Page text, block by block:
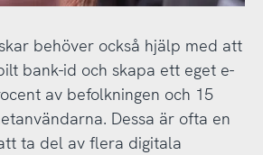
behöver också hjälp med att
bank-id och skapa ett eget e-
av befolkningen och 15
Dessa är ofta en
ta del av flera digitala